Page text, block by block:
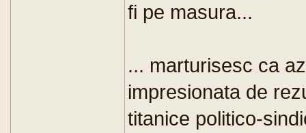
fi pe masura...
... marturisesc ca
impresionata de
titanice politico-